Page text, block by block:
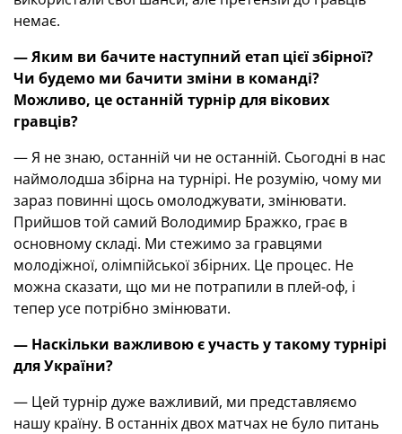
немає.
— Яким ви бачите наступний етап цієї збірної?
Чи будемо ми бачити зміни в команді?
Можливо, це останній турнір для вікових
гравців?
— Я не знаю, останній чи не останній. Сьогодні в нас
наймолодша збірна на турнірі. Не розумію, чому ми
зараз повинні щось омолоджувати, змінювати.
Прийшов той самий Володимир Бражко, грає в
основному складі. Ми стежимо за гравцями
молодіжної, олімпійської збірних. Це процес. Не
можна сказати, що ми не потрапили в плей-оф, і
тепер усе потрібно змінювати.
— Наскільки важливою є участь у такому турнірі
для України?
— Цей турнір дуже важливий, ми представляємо
нашу країну. В останніх двох матчах не було питань